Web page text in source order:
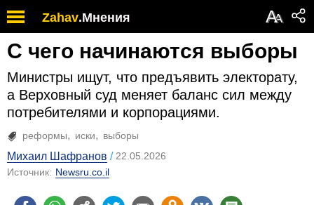
Zahav.Мнения АА
С чего начинаются выборы
Министры ищут, что предъявить электорату,
а Верховный суд меняет баланс сил между
потребителями и корпорациями.
реформы иски выборы
Михаил Шафранов
22.05.2026
Источник: Newsru.co.il